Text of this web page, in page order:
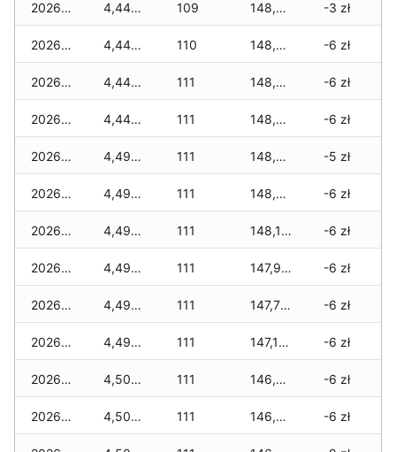
2026-07-12 4,440 zł 109 148,860 zł -3 zł
2026-07-11 4,440 zł 110 148,760 zł -6 zł
2026-07-10 4,440 zł 111 148,660 zł -6 zł
2026-07-09 4,440 zł 111 148,370 zł -6 zł
2026-07-08 4,490 zł 111 148,270 zł -5 zł
2026-07-07 4,490 zł 111 148,220 zł -6 zł
2026-07-06 4,490 zł 111 148,130 zł -6 zł
2026-07-05 4,490 zł 111 147,970 zł -6 zł
2026-07-04 4,490 zł 111 147,755 zł -6 zł
2026-07-03 4,490 zł 111 147,120 zł -6 zł
2026-07-02 4,500 zł 111 146,940 zł -6 zł
2026-07-01 4,500 zł 111 146,470 zł -6 zł